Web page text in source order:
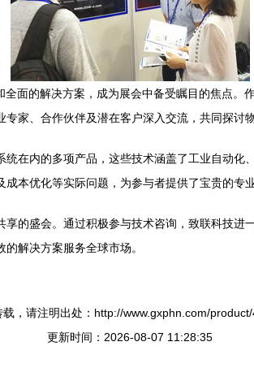
面的解决方案，成为展会中备受瞩目的焦点
家、合作伙伴及潜在客户深入交流，共同探讨
在内的多项产品，这些技术涵盖了工业自动
本优化等实际问题，为参与者提供了宝贵的专业
的盛会。通过积极参与技术咨询，致联科技
解决方案服务全球市场。
载，请注明出处：http://www.gxphn.com/
更新时间：2026-08-07 11:28:35